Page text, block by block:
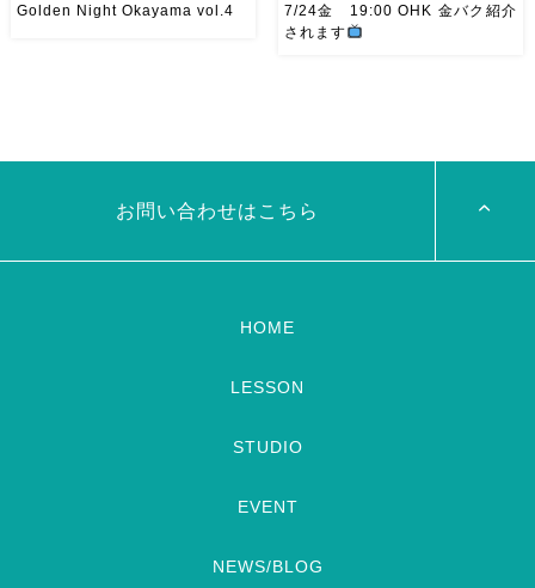
申し込みスタートです
【
Golden Night Okayama vol.4
見れますので全国の皆様みてね
7/24金 19:00 OHK 金バク紹介
されます
お問い合わせはこちら
HOME
LESSON
STUDIO
EVENT
NEWS/BLOG